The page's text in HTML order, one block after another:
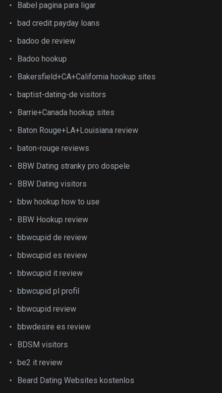
Babel pagina para ligar
bad credit payday loans
badoo de review
Badoo hookup
Bakersfield+CA+California hookup sites
baptist-dating-de visitors
Barrie+Canada hookup sites
Baton Rouge+LA+Louisiana review
baton-rouge reviews
BBW Dating stranky pro dospele
BBW Dating visitors
bbw hookup how to use
BBW Hookup review
bbwcupid de review
bbwcupid es review
bbwcupid it review
bbwcupid pl profil
bbwcupid review
bbwdesire es review
BDSM visitors
be2 it review
Beard Dating Websites kostenlos